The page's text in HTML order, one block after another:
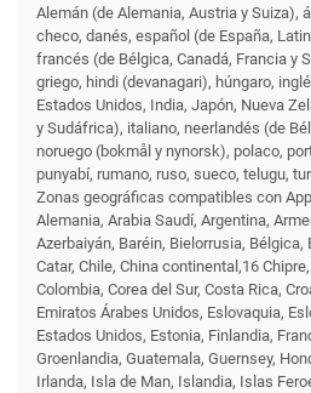
Alemán (de Alemania, Austria y Suiza),
checo, danés, español (de España,
francés (de Bélgica, Canadá, Francia y
griego, hindi (devanagari), húngaro,
Estados Unidos, India, Japón, Nueva
y Sudáfrica), italiano, neerlandés (de
noruego (bokmål y nynorsk), polaco,
punyabí, rumano, ruso, sueco, telugu,
Zonas geográficas compatibles con
Alemania, Arabia Saudí, Argentina,
Azerbaiyán, Baréin, Bielorrusia, Bélgica,
Catar, Chile, China continental,16
Colombia, Corea del Sur, Costa Rica,
Emiratos Árabes Unidos, Eslovaquia,
Estados Unidos, Estonia, Finlandia,
Groenlandia, Guatemala, Guernsey,
Irlanda, Isla de Man, Islandia, Islas